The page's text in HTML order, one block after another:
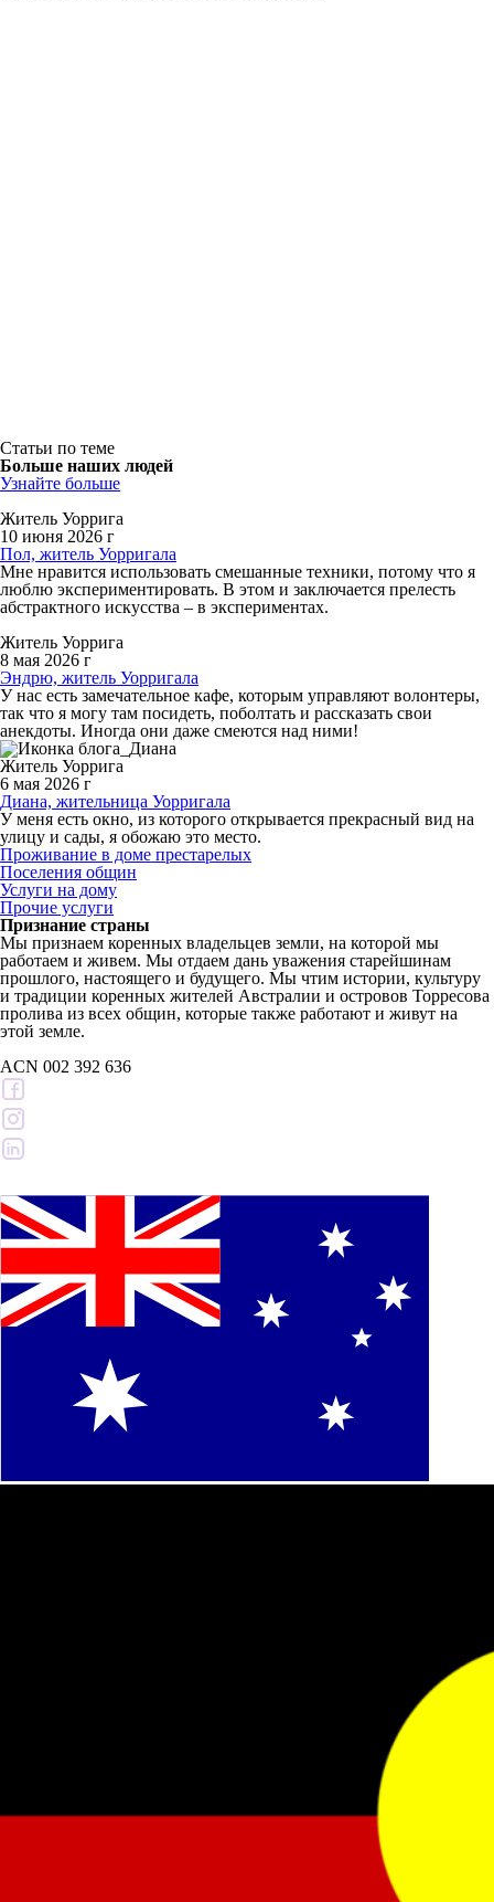
Статьи по теме
Больше наших людей
Узнайте больше
Житель Уоррига
10 июня 2026 г
Пол, житель Уорригала
Мне нравится использовать смешанные техники, потому что я
люблю экспериментировать. В этом и заключается прелесть
абстрактного искусства – в экспериментах.
Житель Уоррига
8 мая 2026 г
Эндрю, житель Уорригала
У нас есть замечательное кафе, которым управляют волонтеры,
так что я могу там посидеть, поболтать и рассказать свои
анекдоты. Иногда они даже смеются над ними!
Житель Уоррига
6 мая 2026 г
Диана, жительница Уорригала
У меня есть окно, из которого открывается прекрасный вид на
улицу и сады, я обожаю это место.
Проживание в доме престарелых
Поселения общин
Услуги на дому
Прочие услуги
Признание страны
Мы признаем коренных владельцев земли, на которой мы
работаем и живем. Мы отдаем дань уважения старейшинам
прошлого, настоящего и будущего. Мы чтим истории, культуру
и традиции коренных жителей Австралии и островов Торресова
пролива из всех общин, которые также работают и живут на
этой земле.
ACN 002 392 636